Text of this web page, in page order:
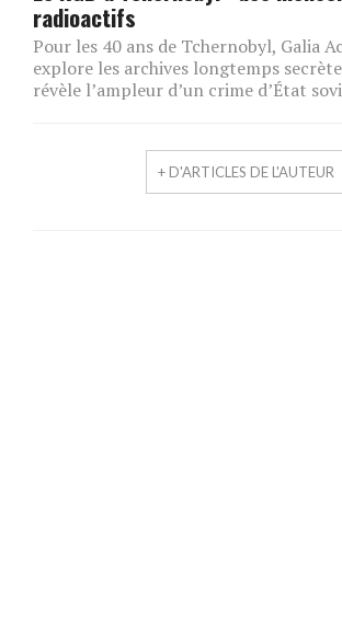
radioactifs
Pour les 40 ans de Tchernobyl, Galia
explore les archives longtemps
révèle l’ampleur d’un crime d’État
+ D'ARTICLES DE L'AUTEUR